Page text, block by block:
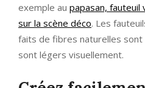
exemple au papasan,
sur la scène déco. Les
faits de fibres naturelles
sont légers visuellement.